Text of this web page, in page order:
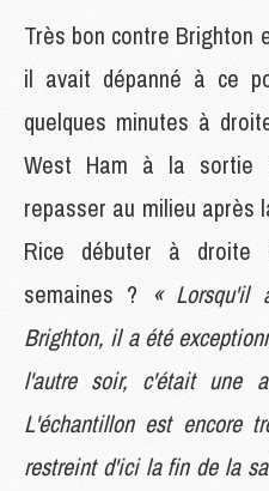
Très bon contre Brighton
il avait dépanné à ce
quelques minutes à
West Ham à la sortie
repasser au milieu après
Rice débuter à droite
semaines ? « Lorsqu'il
Brighton, il a été
l'autre soir, c'était une
L'échantillon est encore
restreint d'ici la fin de la